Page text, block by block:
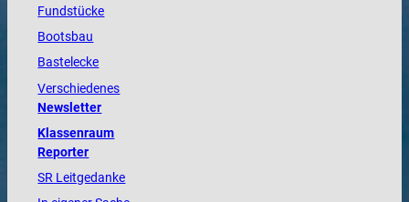
Fundstücke
Bootsbau
Bastelecke
Verschiedenes
Newsletter
Klassenraum
Reporter
SR Leitgedanke